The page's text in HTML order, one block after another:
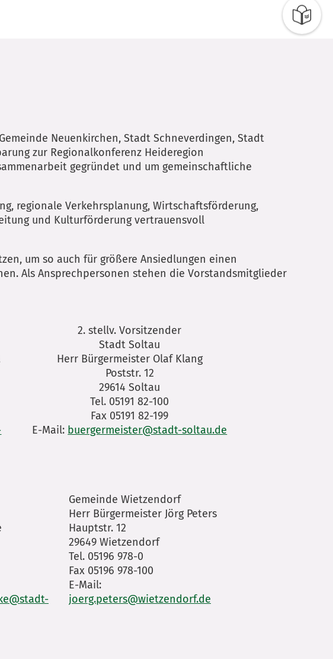
Neuenkirchen, Stadt Schneverdingen, Stadt
zur Regionalkonferenz Heideregion
gegründet und um gemeinschaftliche
regionale Verkehrsplanung, Wirtschaftsförderung,
und Kulturförderung vertrauensvoll
um so auch für größere Ansiedlungen einen
Als Ansprechpersonen stehen die Vorstandsmitglieder
2. stellv. Vorsitzender
Stadt Soltau
Herr Bürgermeister Olaf Klang
Poststr. 12
29614 Soltau
Tel. 05191 82-100
Fax 05191 82-199
E-Mail: buergermeister@stadt-soltau.de
Gemeinde Wietzendorf
Herr Bürgermeister Jörg Peters
Hauptstr. 12
29649 Wietzendorf
Tel. 05196 978-0
Fax 05196 978-100
E-Mail:
joerg.peters@wietzendorf.de